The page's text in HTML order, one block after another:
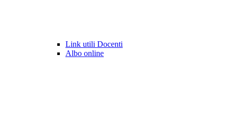
Link utili Docenti
Albo online